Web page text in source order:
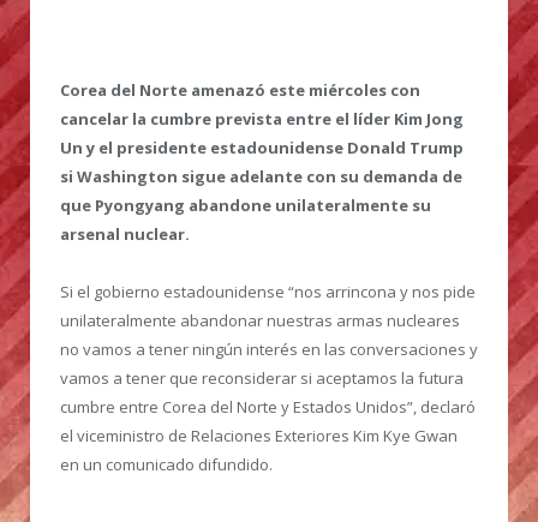
Corea del Norte amenazó este miércoles con
cancelar la cumbre prevista entre el líder Kim Jong
Un y el presidente estadounidense Donald Trump
si Washington sigue adelante con su demanda de
que Pyongyang abandone unilateralmente su
arsenal nuclear.
Si el gobierno estadounidense “nos arrincona y nos pide
unilateralmente abandonar nuestras armas nucleares
no vamos a tener ningún interés en las conversaciones y
vamos a tener que reconsiderar si aceptamos la futura
cumbre entre Corea del Norte y Estados Unidos”, declaró
el viceministro de Relaciones Exteriores Kim Kye Gwan
en un comunicado difundido.